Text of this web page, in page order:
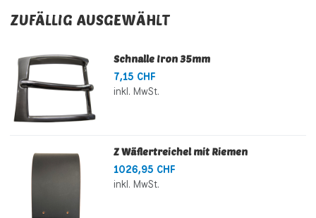
ZUFÄLLIG AUSGEWÄHLT
Schnalle Iron 35mm
7,15 CHF
inkl. MwSt.
Z Wäflertreichel mit Riemen
1026,95 CHF
inkl. MwSt.